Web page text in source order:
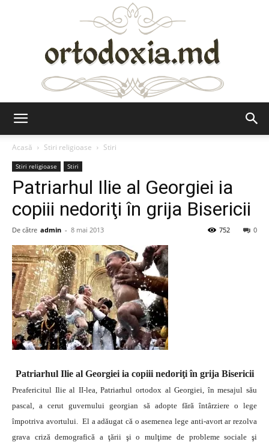
Acasă
Stiri religioase Stiri
Stiri religioase Stiri
Patriarhul Ilie al Georgiei ia
copiii nedoriţi în grija Bisericii
De către admin - 8 mai 2013 0
752
Patriarhul Ilie al Georgiei ia copiii nedoriţi în grija Bisericii
Preafericitul Ilie al II-lea, Patriarhul ortodox al Georgiei, în mesajul său
pascal, a cerut guvernului georgian să adopte fără întârziere o lege
împotriva avortului.El a adăugat că o asemenea lege anti-avort ar rezolva
grava criză demografică a ţării şi o mulţime de probleme sociale şi